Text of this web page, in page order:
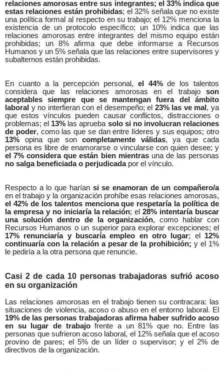
relaciones amorosas entre sus integrantes; el 33% indica que
estas relaciones están prohibidas; el 32% señala que no existe
una política formal al respecto en su trabajo; el 12% menciona la
existencia de un protocolo específico; un 10% indica que las
relaciones amorosas entre integrantes del mismo equipo están
prohibidas; un 8% afirma que debe informarse a Recursos
Humanos y un 5% señala que las relaciones entre supervisores y
subalternos están prohibidas.
En cuanto a la percepción personal, el 44%de los talentos
considera que las relaciones amorosas en el trabajoson
aceptables siempre que se mantengan fuera del ámbito
laboral y no interfieran con el desempeño; el 23% las ve mal , ya
que estos vínculos pueden causar conflictos, distracciones o
problemas; el 13% las aprueba solo si no involucran relaciones
de poder, como las que se dan entre líderes y sus equipos; otro
13% opina que son completamente válidas, ya que cada
persona es libre de enamorarse o vincularse con quien desee; y
el 7% considera que están bien mientrasuna de las personas
no salga beneficiada o perjudicadapor el vínculo.
Respecto a lo que harían si se enamoran de un compañero/a
en el trabajo y la organización prohíbe esas relaciones amorosas,
el 42% de los talentos menciona que respetaría la política de
la empresa y no iniciaría la relación; el28% intentaría buscar
una solución dentro de la organización, como hablar con
Recursos Humanos o un superior para explorar excepciones; el
17% renunciaría y buscaría empleo en otro lugar; el 12%
continuaría con la relación a pesar de la prohibición; y el 1%
le pediría a la otra persona que renuncie.
Casi 2 de cada 10 personas trabajadoras sufrió acoso
en su organización
Las relaciones amorosas en el trabajo tienen su contracara: las
situaciones de violencia, acoso o abuso en el entorno laboral. El
19% de las personas trabajadoras afirma haber sufrido acoso
en su lugar de trabajofrente a un 81% que no. Entre las
personas que sufrieron acoso laboral, el 12% señala que el acoso
provino de pares; el 5% de un líder o supervisor; y el 2% de
directivos de la organización.